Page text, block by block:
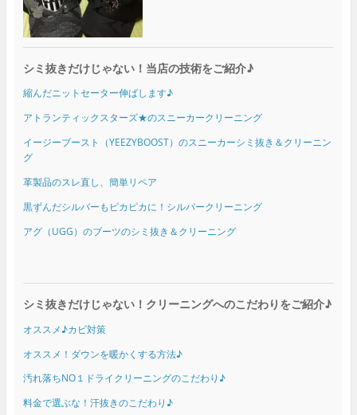
シミ抜きだけじゃない！当店の技術をご紹介♪
縮んだニットセーター伸ばします♪
アトランティックスターズ★のスニーカークリーニング
イージーブースト（YEEZYBOOST）のスニーカーシミ抜き＆クリーニン
グ
革製品のスレ直し、簡単リペア
黒ずんだシルバーもピカピカに！シルバークリーニング
アグ（UGG）のブーツのシミ抜き＆クリーニング
シミ抜きだけじゃない！クリーニングへのこだわりをご紹介♪
オススメ♪カビ対策
オススメ！ダウンを暖かくする方法♪
汚れ落ちNO１ドライクリーニングのこだわり♪
料金で選ぶな！汗抜きのこだわり♪